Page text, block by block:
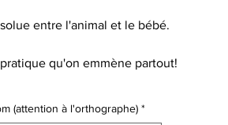
entre l'animal et le bébé.
qu'on emmène partout!
en ajoutant le texte de votre choix sur
(attention à l'orthographe) *